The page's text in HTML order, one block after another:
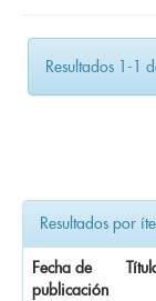
Resultados 1-1
Resultados por
Fecha de
publicación